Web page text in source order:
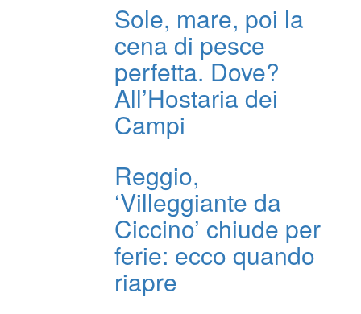
Sole, mare, poi la
cena di pesce
perfetta. Dove?
All’Hostaria dei
Campi
Reggio,
‘Villeggiante da
Ciccino’ chiude per
ferie: ecco quando
riapre